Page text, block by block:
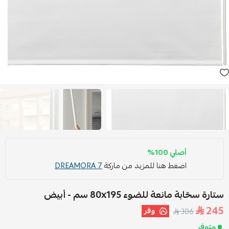
أصلي 100%
اضغط هنا للمزيد من ماركةDREAMORA 7
ستارة سحّابة مانعة للضوء ‎80x195 سم‏ - أبيض
245
306 وفر